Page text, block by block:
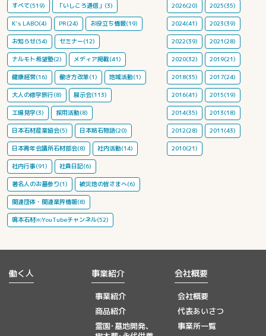
すべて(519) 「いしころ通信」(3)
K's LABO(4) PR(24) お役立ち情報(19)
お知らせ(54) セミナー(12)
ナルモト希望塾(2) メディア掲載(41)
健康経営(16) 働き方改革(1) 地域活動(1)
大人の修学旅行(8) 展示会(113)
工場見学(3) 採用活動(8)
日本石材産業協会(5) 日本銘石物語(20)
日本青年会議所石材部会(8) 社内活動(14)
社内行事(91) 社員日記(6)
著名人のお墓参り(1) 被災地の皆さまへ(6)
関連団体・関連業界情報(8)
鳴本石材㈱YouTubeチャンネル(52)
2026(20) 2025(35)
2024(41) 2023(39)
2022(39) 2021(28)
2020(32) 2019(21)
2018(35) 2017(24)
2016(41) 2015(19)
2014(35) 2013(18)
2012(28) 2011(43)
2010(21)
働く人 事業紹介
事業紹介
商品紹介
霊園･墓地開発、
会社概要
会社概要
代表あいさつ
事業所一覧